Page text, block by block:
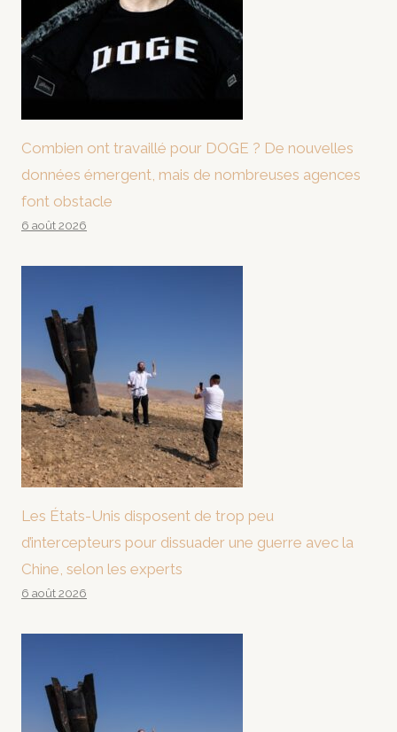
Combien ont travaillé pour DOGE ? De nouvelles
données émergent, mais de nombreuses agences
font obstacle
6 août 2026
Les États-Unis disposent de trop peu
d’intercepteurs pour dissuader une guerre avec la
Chine, selon les experts
6 août 2026